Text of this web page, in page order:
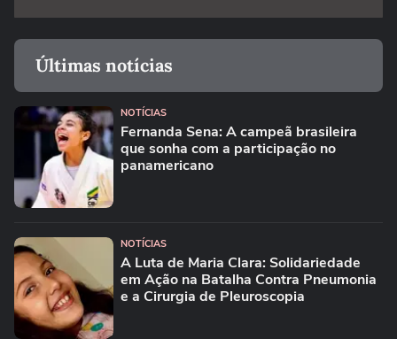
Últimas notícias
NOTÍCIAS
Fernanda Sena: A campeã brasileira
que sonha com a participação no
panamericano
NOTÍCIAS
A Luta de Maria Clara: Solidariedade
em Ação na Batalha Contra Pneumonia
e a Cirurgia de Pleuroscopia